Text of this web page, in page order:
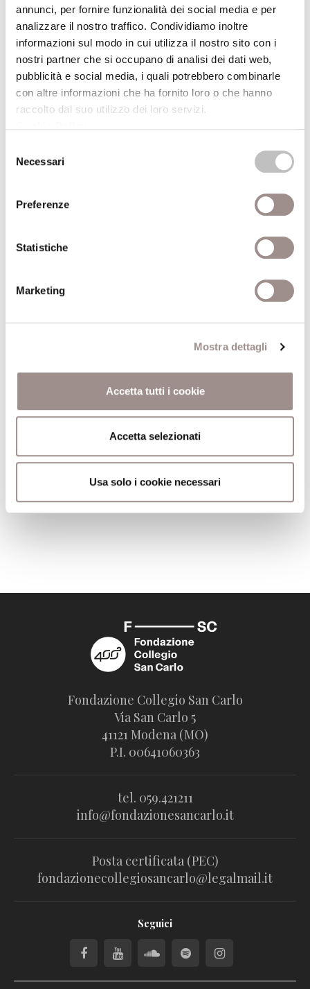
annunci, per fornire funzionalità dei social media e per
analizzare il nostro traffico. Condividiamo inoltre
informazioni sul modo in cui utilizza il nostro sito con i
nostri partner che si occupano di analisi dei dati web,
pubblicità e social media, i quali potrebbero combinarle
con altre informazioni che ha fornito loro o che hanno
raccolto dal suo utilizzo dei loro servizi.
delNecessari
Preferenze
Statistiche
Marketing
Mostra dettagli
Accetta tutti i cookie
Accetta selezionati
Usa solo i cookie necessari
Immagini dell'Anticristo nella filosofia
moderna e contemporanea
Jean-Robert Armogathe
Scuola Alti Studi
moderna: l'invenzione del soggetto
Scuola Alti Studi
12/06/2006
Peter Sloterdijk
Scuola Alti Studi
Fondazione Collegio San Carlo
Via San Carlo 5
41121 Modena (MO)
P.I. 00641060363
tel. 059.421211
info@fondazionesancarlo.it
Posta certificata (PEC)
fondazionecollegiosancarlo@legalmail.it
Seguici